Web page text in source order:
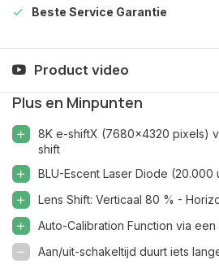
Beste Service Garantie
Product video
Plus en Minpunten
8K e-shiftX (7680x4320 pixels)
shift
BLU-Escent Laser Diode (20.000
Lens Shift: Verticaal 80 % -
Auto-Calibration Function via
Aan/uit-schakeltijd duurt iets